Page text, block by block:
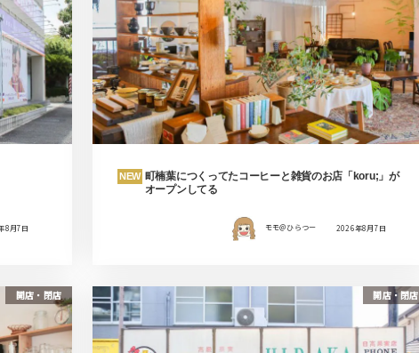
8月7日
NEW 町楠葉につくってたコーヒーと雑貨のお店「koru;」が
オープンしてる
モモ＠ひらつー 2026年8月7日
開店・閉店 開店・閉店